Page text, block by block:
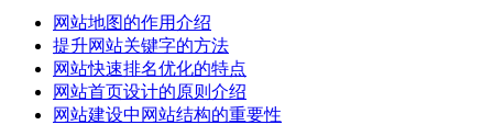
网站地图的作用介绍
提升网站关键字的方法
网站快速排名优化的特点
网站首页设计的原则介绍
网站建设中网站结构的重要性